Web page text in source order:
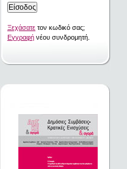
Ξεχάσατε τον κωδικό σας;
Εγγραφή νέου συνδρομητή.